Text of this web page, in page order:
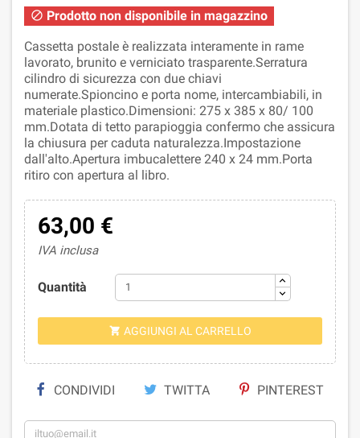
 Prodotto non disponibile in magazzino
Cassetta postale è realizzata interamente in rame
lavorato, brunito e verniciato trasparente.Serratura
cilindro di sicurezza con due chiavi
numerate.Spioncino e porta nome, intercambiabili, in
materiale plastico.Dimensioni: 275 x 385 x 80/ 100
mm.Dotata di tetto parapioggia confermo che assicura
la chiusura per caduta naturalezza.Impostazione
dall'alto.Apertura imbucalettere 240 x 24 mm.Porta
ritiro con apertura al libro.
63,00 €
IVA inclusa
Quantità
 AGGIUNGI AL CARRELLO
CONDIVIDI TWITTA PINTEREST